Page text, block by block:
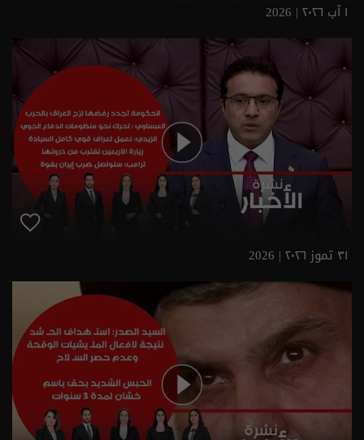
١ آب ٢٠٢٦ | 2026
٣١ تموز ٢٠٢٦ | 2026